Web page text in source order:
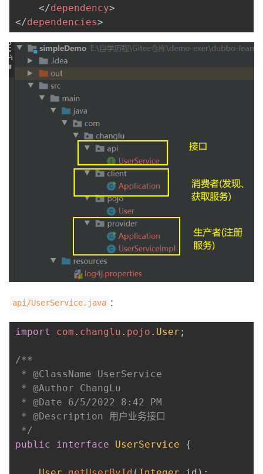
</dependency>
</dependencies>
api/UserService.java ：
import com . changlu . pojo . User ;
/**
* @ClassName UserService
* @Author ChangLu
* @Date 6/5/2022 8:42 PM
* @Description 用户业务接口
*/
public
interface UserService {